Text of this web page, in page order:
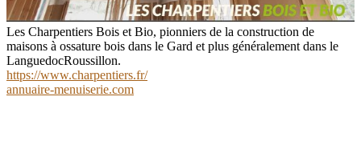
Les Charpentiers Bois et Bio, pionniers de la construction de
maisons à ossature bois dans le Gard et plus généralement dans le
LanguedocRoussillon.
https://www.charpentiers.fr/
annuaire-menuiserie.com